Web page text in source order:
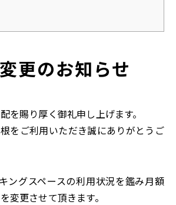
更のお知らせ
を賜り厚く御礼申し上げます。
をご利用いただき誠にありがとうご
ングスペースの利用状況を鑑み月額
変更させて頂きます。